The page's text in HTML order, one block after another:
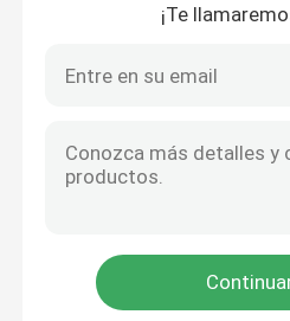
fabricación de metal de
¡Te